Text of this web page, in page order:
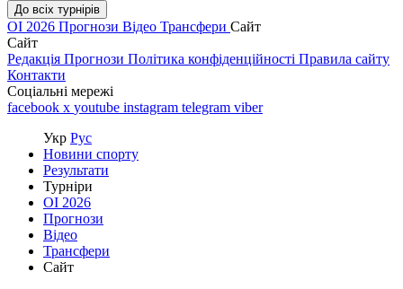
До всіх турнірів
ОІ 2026 Прогнози Відео Трансфери Сайт
Сайт
Редакція Прогнози Політика конфіденційності Правила сайту
Контакти
Соціальні мережі
facebook x youtube instagram telegram viber
Укр Рус
Новини спорту
Результати
Турніри
ОІ 2026
Прогнози
Відео
Трансфери
Сайт